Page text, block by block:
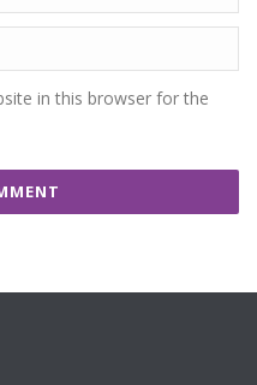
in this browser for the